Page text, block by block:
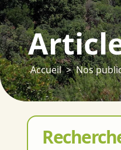
Accueil Nos